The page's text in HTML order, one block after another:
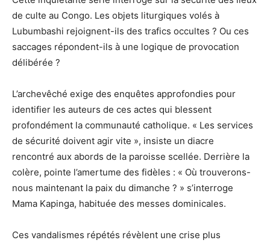
de culte au Congo. Les objets liturgiques volés à
Lubumbashi rejoignent-ils des trafics occultes ? Ou ces
saccages répondent-ils à une logique de provocation
délibérée ?
L’archevêché exige des enquêtes approfondies pour
identifier les auteurs de ces actes qui blessent
profondément la communauté catholique. « Les services
de sécurité doivent agir vite », insiste un diacre
rencontré aux abords de la paroisse scellée. Derrière la
colère, pointe l’amertume des fidèles : « Où trouverons-
nous maintenant la paix du dimanche ? » s’interroge
Mama Kapinga, habituée des messes dominicales.
Ces vandalismes répétés révèlent une crise plus